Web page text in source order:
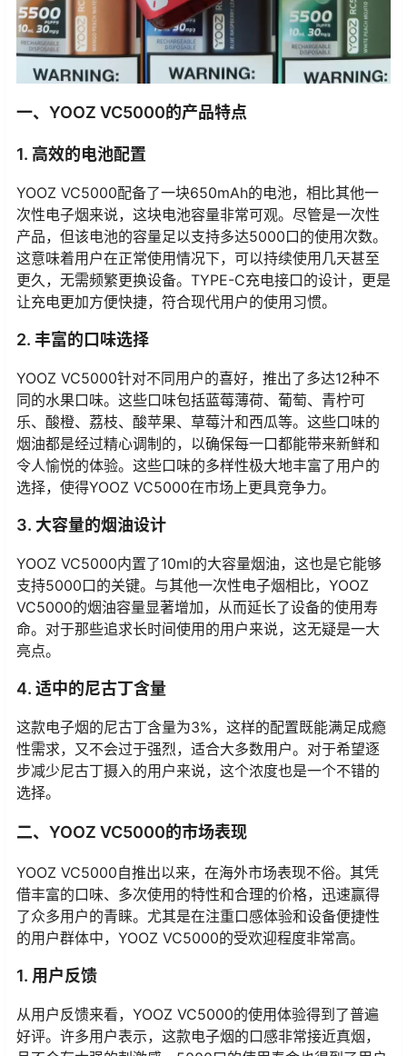
一、YOOZ VC5000的产品特点
1. 高效的电池配置
YOOZ VC5000配备了一块650mAh的电池，相比其他一
次性电子烟来说，这块电池容量非常可观。尽管是一次性
产品，但该电池的容量足以支持多达5000口的使用次数。
这意味着用户在正常使用情况下，可以持续使用几天甚至
更久，无需频繁更换设备。TYPE-C充电接口的设计，更是
让充电更加方便快捷，符合现代用户的使用习惯。
2. 丰富的口味选择
YOOZ VC5000针对不同用户的喜好，推出了多达12种不
同的水果口味。这些口味包括蓝莓薄荷、葡萄、青柠可
乐、酸橙、荔枝、酸苹果、草莓汁和西瓜等。这些口味的
烟油都是经过精心调制的，以确保每一口都能带来新鲜和
令人愉悦的体验。这些口味的多样性极大地丰富了用户的
选择，使得YOOZ VC5000在市场上更具竞争力。
3. 大容量的烟油设计
YOOZ VC5000内置了10ml的大容量烟油，这也是它能够
支持5000口的关键。与其他一次性电子烟相比，YOOZ
VC5000的烟油容量显著增加，从而延长了设备的使用寿
命。对于那些追求长时间使用的用户来说，这无疑是一大
亮点。
4. 适中的尼古丁含量
这款电子烟的尼古丁含量为3%，这样的配置既能满足成瘾
性需求，又不会过于强烈，适合大多数用户。对于希望逐
步减少尼古丁摄入的用户来说，这个浓度也是一个不错的
选择。
二、YOOZ VC5000的市场表现
YOOZ VC5000自推出以来，在海外市场表现不俗。其凭
借丰富的口味、多次使用的特性和合理的价格，迅速赢得
了众多用户的青睐。尤其是在注重口感体验和设备便捷性
的用户群体中，YOOZ VC5000的受欢迎程度非常高。
1. 用户反馈
从用户反馈来看，YOOZ VC5000的使用体验得到了普遍
好评。许多用户表示，这款电子烟的口感非常接近真烟，